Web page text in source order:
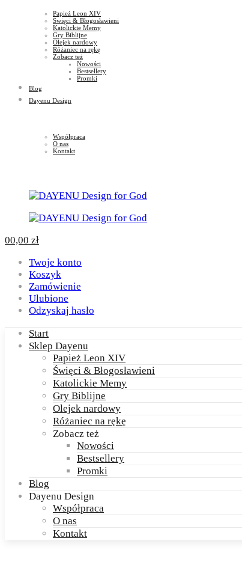
Papież Leon XIV
Święci & Błogosławieni
Katolickie Memy
Gry Biblijne
Olejek nardowy
Różaniec na rękę
Zobacz też
Nowości
Bestsellery
Promki
Blog
Dayenu Design
Współpraca
O nas
Kontakt
00,00 zł
Twoje konto
Koszyk
Zamówienie
Ulubione
Odzyskaj hasło
Start
Sklep Dayenu
Papież Leon XIV
Święci & Błogosławieni
Katolickie Memy
Gry Biblijne
Olejek nardowy
Różaniec na rękę
Zobacz też
Nowości
Bestsellery
Promki
Blog
Dayenu Design
Współpraca
O nas
Kontakt